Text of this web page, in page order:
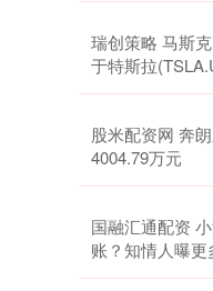
瑞创策略 马斯
于特斯拉
股米配资网 奔
4004.79万元
国融汇通配资
账？知情人曝